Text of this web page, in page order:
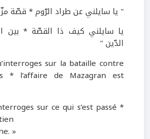
" يا سايلني عن طراد الرّوم * قصّة
يا سايلني كيف ذا القصّة * بين
الدّين "
sur la bataille contre
* l’affaire de Mazagran est
sur ce qui s’est passé *
»